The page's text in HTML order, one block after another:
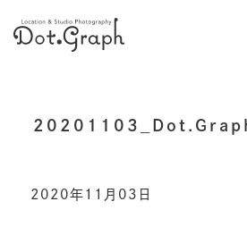
2020年11月03日